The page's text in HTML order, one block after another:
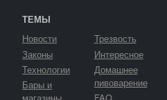
ТЕМЫ
Новости
Законы
Технологии
Бары и
Трезвость
Интересное
Домашнее
пивоварение